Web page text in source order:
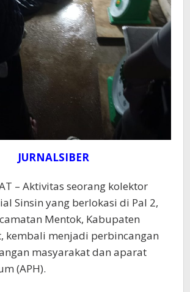
JURNALSIBER
– Aktivitas seorang kolektor
Sinsin yang berlokasi di Pal 2,
Mentok, Kabupaten
kembali menjadi perbincangan
masyarakat dan aparat
(APH).